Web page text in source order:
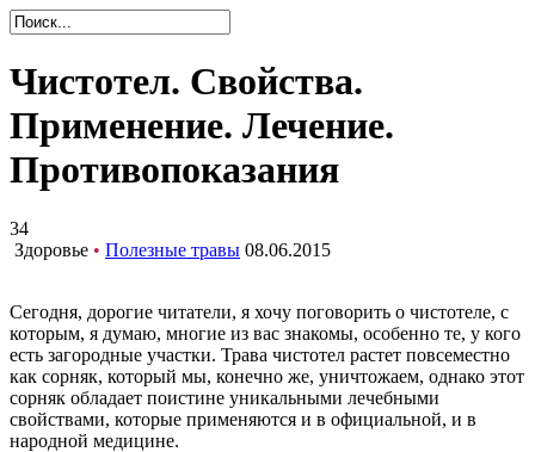
Чистотел. Свойства.
Применение. Лечение.
Противопоказания
34
Здоровье • Полезные травы 08.06.2015
Сегодня, дорогие читатели, я хочу поговорить о чистотеле, с
которым, я думаю, многие из вас знакомы, особенно те, у кого
есть загородные участки. Трава чистотел растет повсеместно
как сорняк, который мы, конечно же, уничтожаем, однако этот
сорняк обладает поистине уникальными лечебными
свойствами, которые применяются и в официальной, и в
народной медицине.